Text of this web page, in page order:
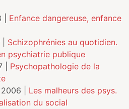
| Enfance dangereuse, enfance
Schizophrénies au quotidien.
psychiatrie publique
| Psychopathologie de la
| Les malheurs des psys.
du social